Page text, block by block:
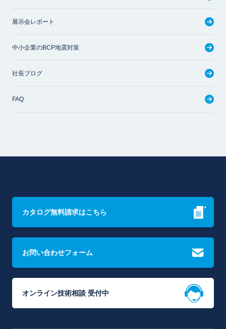
展示会レポート
中小企業のBCP地震対策
社長ブログ
FAQ
カタログ無料請求はこちら
お問い合わせフォーム
オンライン技術相談 受付中